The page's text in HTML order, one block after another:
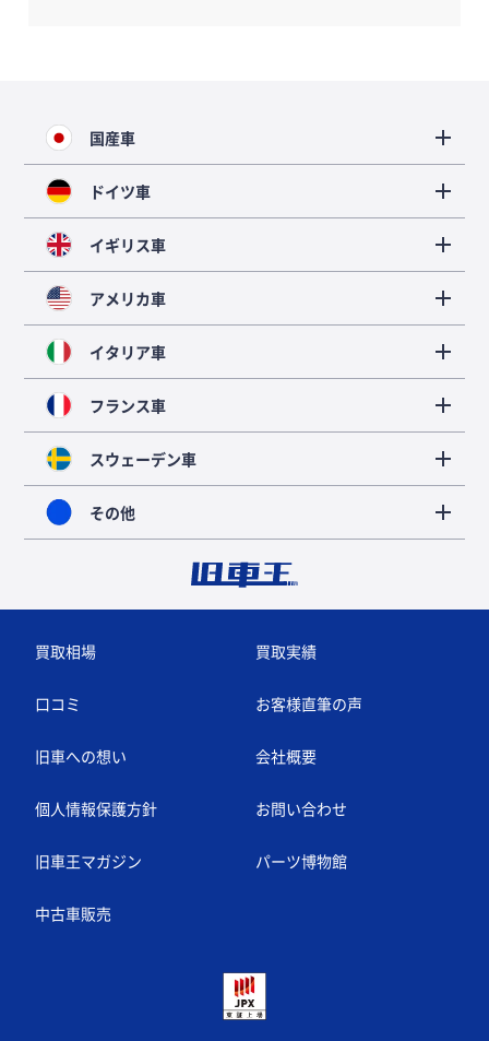
国産車
ドイツ車
イギリス車
アメリカ車
イタリア車
フランス車
スウェーデン車
その他
買取相場 買取実績
口コミ お客様直筆の声
旧車への想い 会社概要
個人情報保護方針 お問い合わせ
旧車王マガジン パーツ博物館
中古車販売